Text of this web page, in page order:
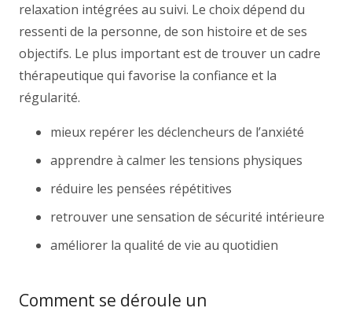
relaxation intégrées au suivi. Le choix dépend du
ressenti de la personne, de son histoire et de ses
objectifs. Le plus important est de trouver un cadre
thérapeutique qui favorise la confiance et la
régularité.
mieux repérer les déclencheurs de l’anxiété
apprendre à calmer les tensions physiques
réduire les pensées répétitives
retrouver une sensation de sécurité intérieure
améliorer la qualité de vie au quotidien
Comment se déroule un